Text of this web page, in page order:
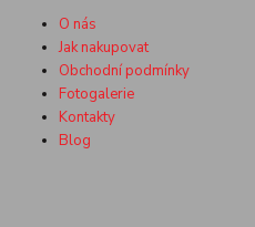
O nás
Jak nakupovat
Obchodní podmínky
Fotogalerie
Kontakty
Blog